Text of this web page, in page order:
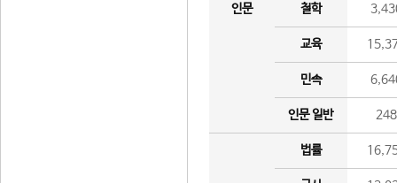
인문 철학
교육
민속
인문 일반 248
법률